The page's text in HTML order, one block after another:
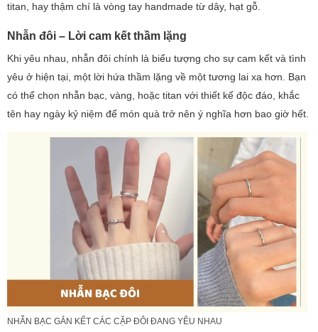
titan, hay thậm chí là vòng tay handmade từ dây, hạt gỗ.
Nhẫn đôi – Lời cam kết thầm lặng
Khi yêu nhau, nhẫn đôi chính là biểu tượng cho sự cam kết và tình
yêu ở hiện tại, một lời hứa thầm lặng về một tương lai xa hơn. Bạn
có thể chọn nhẫn bạc, vàng, hoặc titan với thiết kế độc đáo, khắc
tên hay ngày kỷ niệm để món quà trở nên ý nghĩa hơn bao giờ hết.
NHẪN BẠC GẮN KẾT CÁC CẶP ĐÔI ĐANG YÊU NHAU